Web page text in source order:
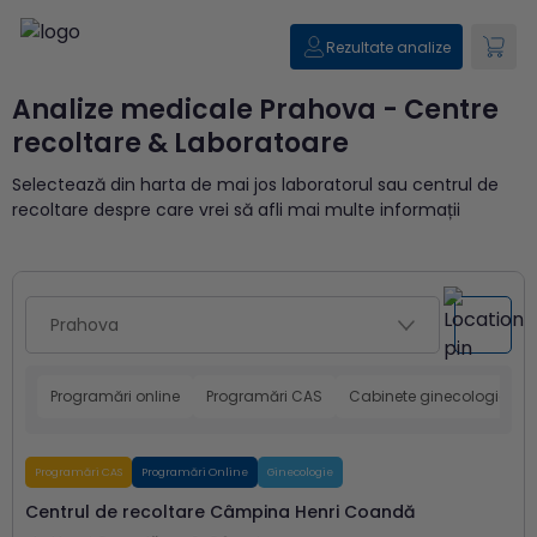
Rezultate analize
Analize medicale Prahova - Centre
recoltare & Laboratoare
Selectează din harta de mai jos laboratorul sau centrul de
recoltare despre care vrei să afli mai multe informații
Programări online Programări CAS Cabinete ginecologice
Programări CAS Programări Online Ginecologie
Centrul de recoltare Câmpina Henri Coandă